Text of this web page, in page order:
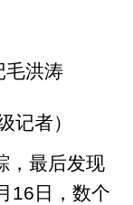
毛洪涛
记者）
，最后发现
16日，数个